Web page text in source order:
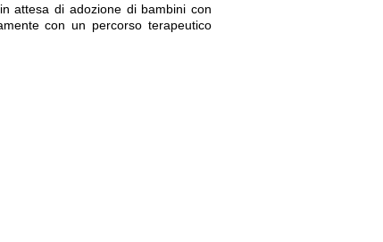
attesa di adozione di bambini con
con un percorso terapeutico